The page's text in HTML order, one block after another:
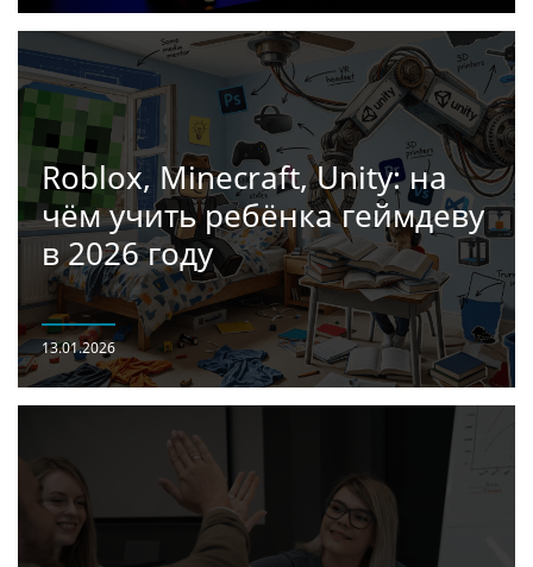
Roblox, Minecraft, Unity: на
чём учить ребёнка геймдеву
в 2026 году
13.01.2026